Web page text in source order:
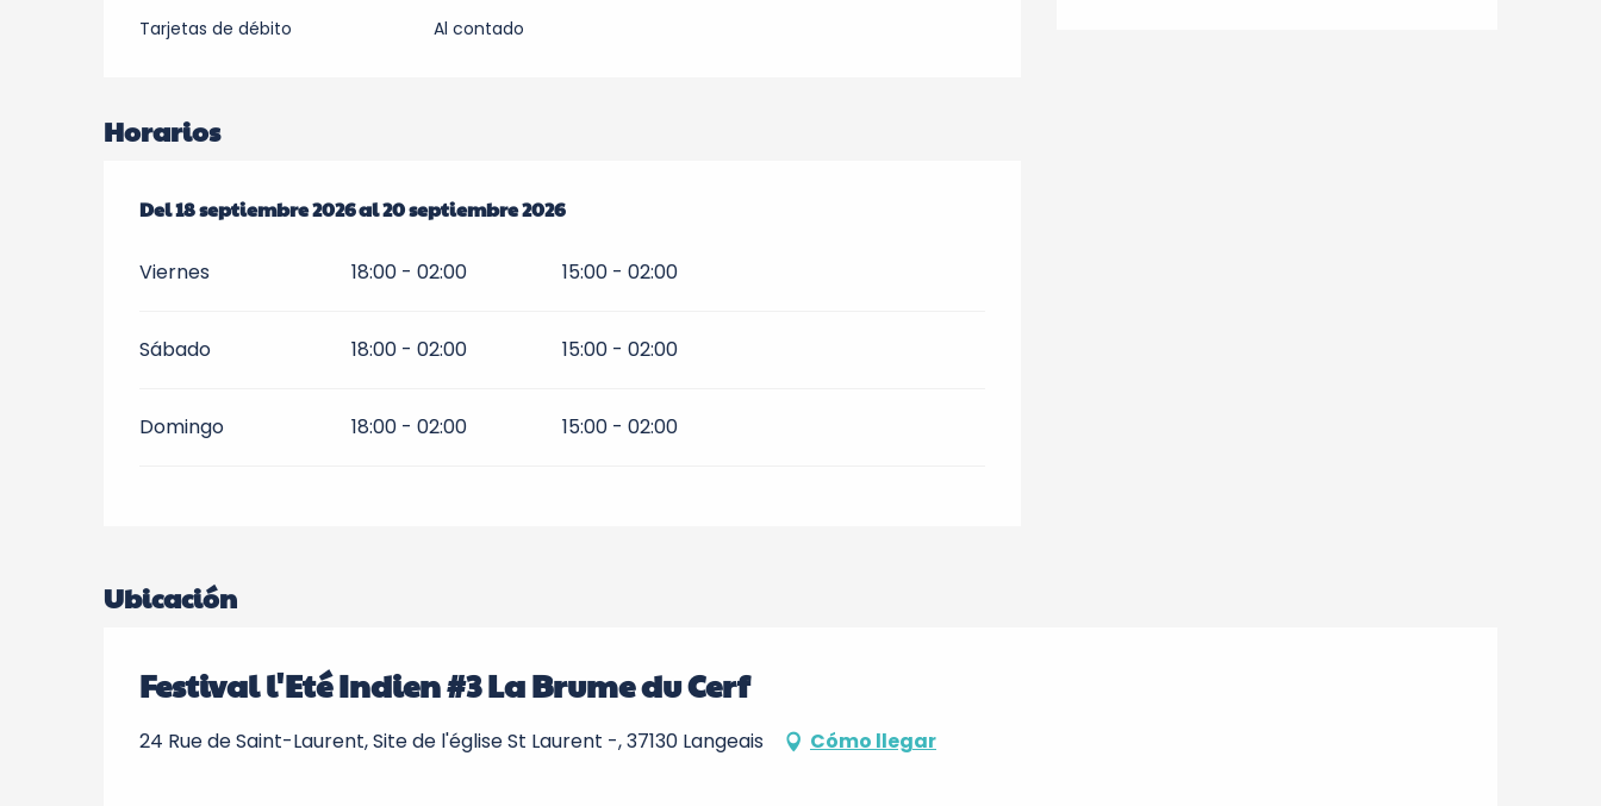
Tarjetas de débito Al contado
Horarios
Del18 septiembre 2026al20 septiembre 2026
Del18 septiembre 2026al20 septiembre 2026
Viernes 18:00 - 02:00 15:00 - 02:00
Sábado 18:00 - 02:00 15:00 - 02:00
Domingo 18:00 - 02:00 15:00 - 02:00
Ubicación
Festival l'Eté Indien #3 La Brume du Cerf
24 Rue de Saint-Laurent, Site de l'église St Laurent -, 37130 Langeais Cómo llegar